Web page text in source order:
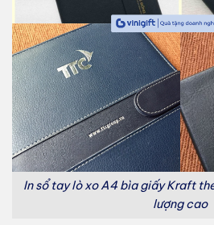
In sổ tay lò xo A4 bìa giấy Kraft
lượng cao